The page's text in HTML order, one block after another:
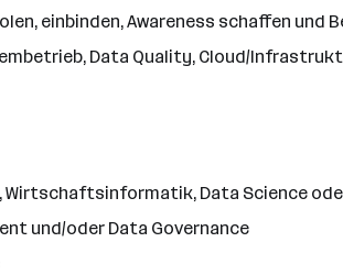
einbinden, Awareness schaffen und
Data Quality, Cloud/
Data Science
und/oder Data Governance